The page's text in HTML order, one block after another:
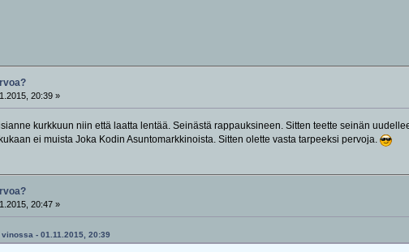
20:39 »
kurkkuun niin että laatta lentää. Seinästä rappauksineen. Sitten teette seinän
ei muista Joka Kodin Asuntomarkkinoista. Sitten olette vasta tarpeeksi pervoja.
20:47 »
- 01.11.2015, 20:39